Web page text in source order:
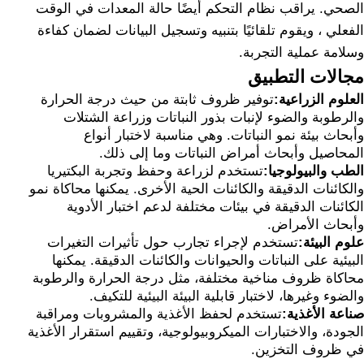
الصحي. يراقب نظام التحكم أيضًا حالة المعدات في الوقت
الفعلي ، ويقوم تلقائيًا بتنبيه وتسجيل البيانات لضمان كفاءة
وسلامة عملية التجربة.
مجالات التطبيق
العلوم الزراعية:توفير ظروف ثابتة من حيث درجة الحرارة
والرطوبة والضوء لإنبات بذور النباتات وزراعة الشتلات
وأبحاث بيئة نمو النباتات. وهي مناسبة لاختبار أنواع
المحاصيل وأبحاث أمراض النباتات وما إلى ذلك.
الطب والبيولوجيا:تستخدم لزراعة وحفظ وتجربة البكتيريا
والكائنات الدقيقة والكائنات الحية الأخرى. يمكنها محاكاة نمو
الكائنات الدقيقة في بيئات مختلفة لدعم اختبار الأدوية
وأبحاث الأمراض.
علوم البيئة:تستخدم لإجراء تجارب حول تأثيرات التغيرات
البيئية على النباتات والحيوانات والكائنات الدقيقة. يمكنها
محاكاة ظروف مناخية مختلفة، مثل درجة الحرارة والرطوبة
والضوء وغيرها، لاختبار قابلية البيئة البيئية للتكيف.
صناعة الأغذية:تستخدم لحفظ الأغذية والمشروبات ومراقبة
الجودة، والاختبارات الميكروبيولوجية، وتقييم استقرار الأغذية
في ظروف التخزين.